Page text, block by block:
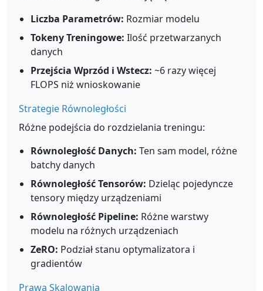
Liczba Parametrów: Rozmiar modelu
Tokeny Treningowe: Ilość przetwarzanych
danych
Przejścia Wprzód i Wstecz: ~6 razy więcej
FLOPS niż wnioskowanie
Strategie Równoległości
Różne podejścia do rozdzielania treningu:
Równoległość Danych: Ten sam model, różne
batchy danych
Równoległość Tensorów: Dzieląc pojedyncze
tensory między urządzeniami
Równoległość Pipeline: Różne warstwy
modelu na różnych urządzeniach
ZeRO: Podział stanu optymalizatora i
gradientów
Prawa Skalowania